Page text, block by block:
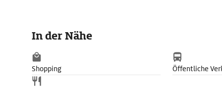
In der Nähe
Shopping Öffentliche